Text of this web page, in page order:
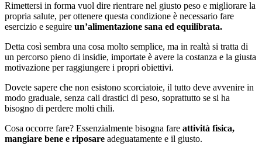
Rimettersi in forma vuol dire rientrare nel giusto peso e migliorare la
propria salute, per ottenere questa condizione è necessario fare
esercizio e seguire un’alimentazione sana ed equilibrata.
Detta così sembra una cosa molto semplice, ma in realtà si tratta di
un percorso pieno di insidie, importate è avere la costanza e la giusta
motivazione per raggiungere i propri obiettivi.
Dovete sapere che non esistono scorciatoie, il tutto deve avvenire in
modo graduale, senza cali drastici di peso, soprattutto se si ha
bisogno di perdere molti chili.
Cosa occorre fare? Essenzialmente bisogna fare attività fisica,
mangiare bene e riposare adeguatamente e il giusto.